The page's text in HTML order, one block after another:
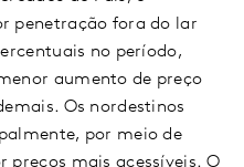
penetração fora do lar
no período,
aumento de preço
Os nordestinos
por meio de
mais acessíveis. O